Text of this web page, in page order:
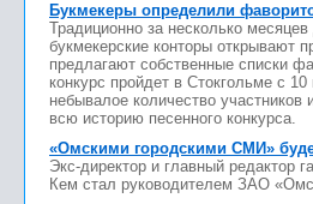
Букмекеры определили
Традиционно за несколько
букмекерские конторы открывают
предлагают собственные списки
конкурс пройдет в Стокгольме с
небывалое количество участников
всю историю песенного конкурса.
«Омскими городскими СМИ»
Экс-директор и главный редактор
Кем стал руководителем ЗАО